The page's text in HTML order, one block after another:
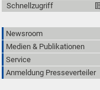
Schnellzugriff
Newsroom
Medien & Publikationen
Service
Anmeldung Presseverteiler